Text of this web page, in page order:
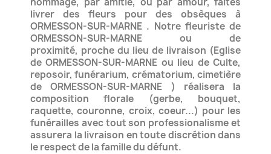
livrer des fleurs pour des obsèques à
ORMESSON-SUR-MARNE . Notre fleuriste de
ORMESSON-SUR-MARNE ou de
proximité, proche du lieu de livraison (Eglise
de ORMESSON-SUR-MARNE ou lieu de Culte,
reposoir, funérarium, crématorium, cimetière
de ORMESSON-SUR-MARNE ) réalisera la
composition florale (gerbe, bouquet,
raquette, couronne, croix, coeur...) pour les
funérailles avec tout son professionalisme et
assurera la livraison en toute discrétion dans
le respect de la famille du défunt.